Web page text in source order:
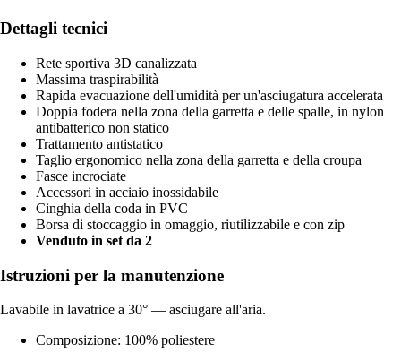
Dettagli tecnici
Rete sportiva 3D canalizzata
Massima traspirabilità
Rapida evacuazione dell'umidità per un'asciugatura accelerata
Doppia fodera nella zona della garretta e delle spalle, in nylon
antibatterico non statico
Trattamento antistatico
Taglio ergonomico nella zona della garretta e della croupa
Fasce incrociate
Accessori in acciaio inossidabile
Cinghia della coda in PVC
Borsa di stoccaggio in omaggio, riutilizzabile e con zip
Venduto in set da 2
Istruzioni per la manutenzione
Lavabile in lavatrice a 30° — asciugare all'aria.
Composizione: 100% poliestere